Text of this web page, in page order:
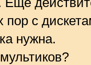
пор с
нужна.